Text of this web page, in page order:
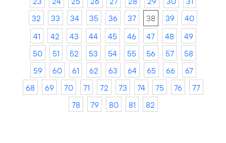
32
33 34 35 36 37 38 39
40
41
42 43 44 45 46 47 48
49
50
51 52 53 54 55 56 57
58
59
60 61 62 63 64 65 66
67
68
69 70 71 72 73 74 75 76
77
78
79 80 81 82